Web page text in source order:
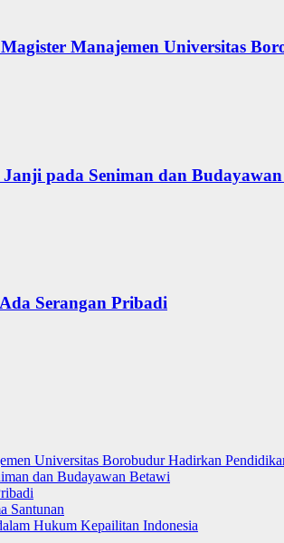
Manajemen Universitas
pada Seniman dan
Serangan Pribadi
Universitas Borobudur Hadirkan
dan Budayawan Betawi
Santunan
Hukum Kepailitan Indonesia